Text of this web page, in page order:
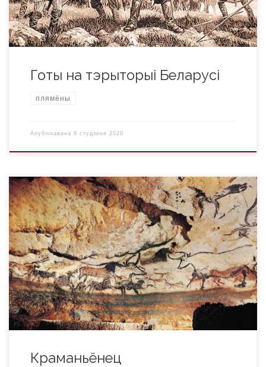
звязаны з нашай гісторыяй? […]
Готы на тэрыторыі Беларусі
плямёны
Апублікавана 9 студзеня 2020
Чалавек сучаснага тыпу, які існаваў у эпоху верхняга
палеаліту. Краманьёнцы з’явіліся ў Еўропе і за яе межамі
каля 50-40 000 год таму назад. Назву атрымалі ад грота
Кро-Маньён у Францыi, дзе ў 1868 г. французскі археолаг
Э. Лартэ знайшоў 5 чалавечых шкілетаў разам з
крамянёвымі прыладамі. Прыйшлі на змену
неандэртальцам. Каля […]
Краманьёнец